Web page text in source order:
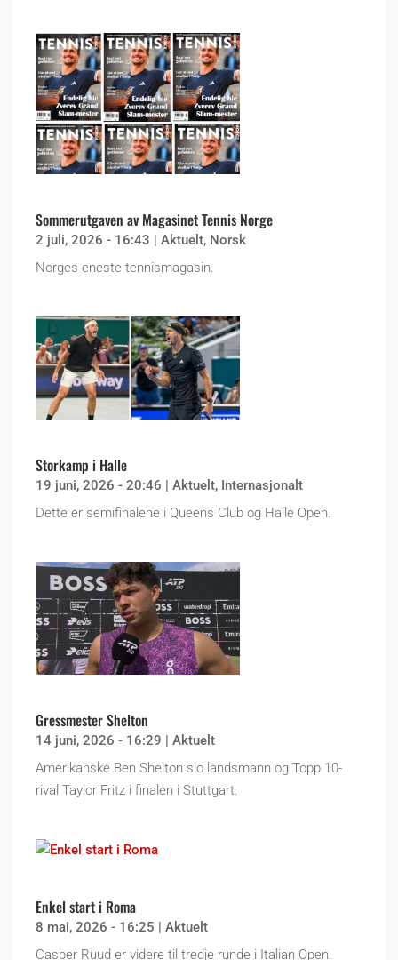
Sommerutgaven av Magasinet Tennis Norge
2 juli, 2026 - 16:43 | Aktuelt, Norsk
Norges eneste tennismagasin.
Storkamp i Halle
19 juni, 2026 - 20:46 | Aktuelt, Internasjonalt
Dette er semifinalene i Queens Club og Halle Open.
Gressmester Shelton
14 juni, 2026 - 16:29
Aktuelt
Amerikanske Ben Shelton slo landsmann og Topp 10-
rival Taylor Fritz i finalen i Stuttgart.
Enkel start i Roma
8 mai, 2026 - 16:25
Aktuelt
Casper Ruud er videre til tredje runde i Italian Open.